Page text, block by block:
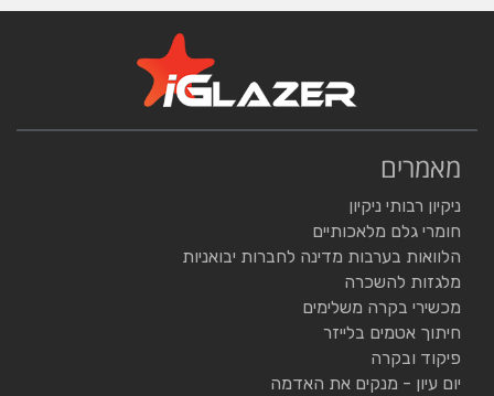
מאמרים
ניקיון רבותי ניקיון
חומרי גלם מלאכותיים
הלוואות בערבות מדינה לחברות יבואניות
מלגזות להשכרה
מכשירי בקרה משלימים
חיתוך אטמים בלייזר
פיקוד ובקרה
יום עיון - מנקים את האדמה